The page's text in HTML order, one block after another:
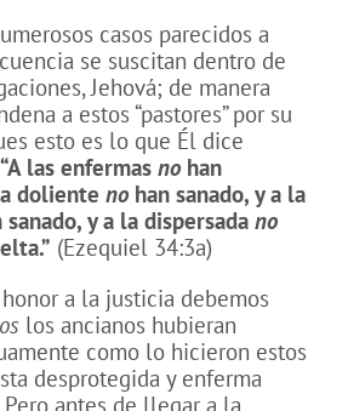
casos parecidos a
se suscitan dentro de
Jehová; de manera
a estos “pastores” por su
esto es lo que Él dice
“A las enfermas no han
doliente no han sanado, y a la
sanado, y a la dispersada no
(Ezequiel 34:3a)
a la justicia debemos
los ancianos hubieran
como lo hicieron estos
desprotegida y enferma
Pero antes de llegar a la